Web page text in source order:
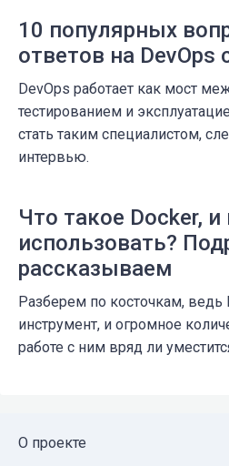
10 популярных
ответов на DevOps
DevOps работает как мост
тестированием и
стать таким специалистом,
интервью.
Что такое Docker, и
использовать?
рассказываем
Разберем по косточкам,
инструмент, и огромное
работе с ним вряд ли
О проекте